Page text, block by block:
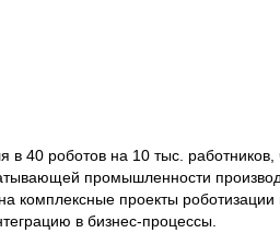
в 40 роботов на 10 тыс.
промышленности
комплексные проекты роботизации
в бизнес-процессы.